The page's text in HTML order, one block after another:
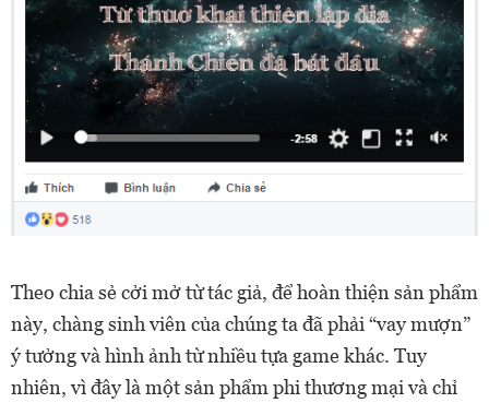
Theo chia sẻ cởi mở từ tác giả, để hoàn thiện sản phẩm
này, chàng sinh viên của chúng ta đã phải “vay mượn”
ý tưởng và hình ảnh từ nhiều tựa game khác. Tuy
nhiên, vì đây là một sản phẩm phi thương mại và chỉ